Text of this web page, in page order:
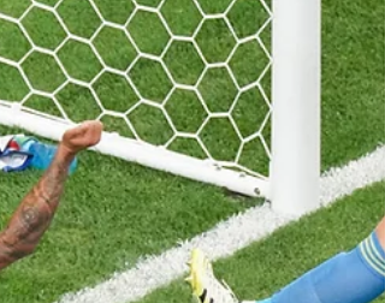
ibérico, ya que a lo largo de sus 16
participaciones previas en mundiales,
España solo ha logrado superar la barrera
de los Cuartos de Final en una ocasión,
justament